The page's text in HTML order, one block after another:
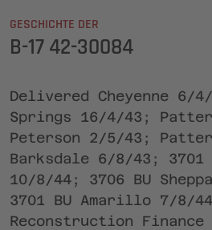
GESCHICHTE DER
B-17 42-30084
Delivered Cheyenne 6/
Springs 16/4/43;
Peterson 2/5/43;
Barksdale 6/8/43; 3701
10/8/44; 3706 BU
3701 BU Amarillo 7/8/
Reconstruction Finance